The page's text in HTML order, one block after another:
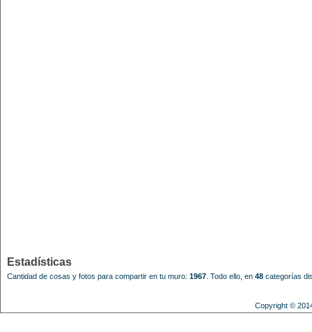
Estadísticas
Cantidad de cosas y fotos para compartir en tu muro: 1967 Todo ello, en 48 categorías
Copyright ©